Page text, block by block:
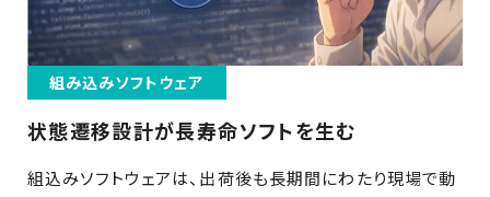
組み込みソフトウェア
状態遷移設計が長寿命ソフトを生む
組込みソフトウェアは、出荷後も長期間にわたり現場で動